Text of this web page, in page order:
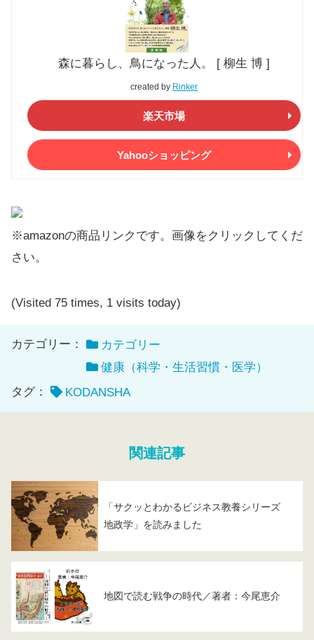
森に暮らし、鳥になった人。 [ 柳生 博 ]
created by Rinker
楽天市場
Yahooショッピング
※amazonの商品リンクです。画像をクリックしてくだ
さい。
(Visited 75 times, 1 visits today)
カテゴリー：
カテゴリー
健康（科学・生活習慣・医学）
タグ：
KODANSHA
関連記事
「サクッとわかるビジネス教養シリーズ
地政学」を読みました
地図で読む戦争の時代／著者：今尾恵介